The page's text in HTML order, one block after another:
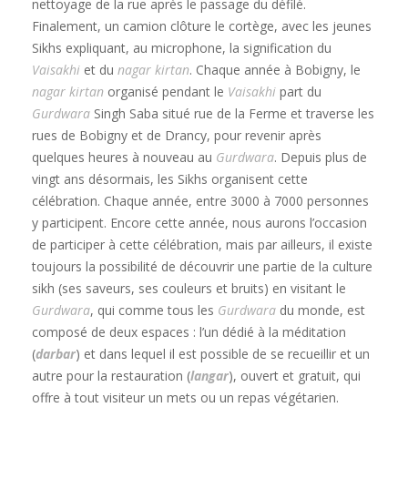
nettoyage de la rue après le passage du défilé.
Finalement, un camion clôture le cortège, avec les jeunes
Sikhs expliquant, au microphone, la signification du
Vaisakhi et du nagar kirtan. Chaque année à Bobigny, le
nagar kirtan organisé pendant le Vaisakhi part du
Gurdwara Singh Saba situé rue de la Ferme et traverse les
rues de Bobigny et de Drancy, pour revenir après
quelques heures à nouveau au Gurdwara. Depuis plus de
vingt ans désormais, les Sikhs organisent cette
célébration. Chaque année, entre 3000 à 7000 personnes
y participent. Encore cette année, nous aurons l’occasion
de participer à cette célébration, mais par ailleurs, il existe
toujours la possibilité de découvrir une partie de la culture
sikh (ses saveurs, ses couleurs et bruits) en visitant le
Gurdwara, qui comme tous les Gurdwara du monde, est
composé de deux espaces : l’un dédié à la méditation
(darbar) et dans lequel il est possible de se recueillir et un
autre pour la restauration (langar), ouvert et gratuit, qui
offre à tout visiteur un mets ou un repas végétarien.